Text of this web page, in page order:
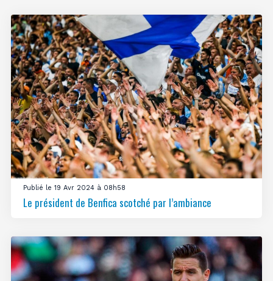
Publié le 19 Avr 2024 à 08h58
Le président de Benfica scotché par l’ambiance